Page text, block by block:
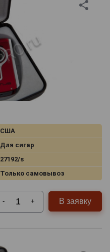
США
Для сигар
27192/s
Только самовывоз
- + В заявку